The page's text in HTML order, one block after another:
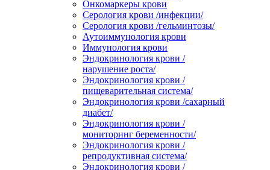
Онкомаркеры крови
Серология крови /инфекции/
Серология крови /гельминтозы/
Аутоиммунология крови
Иммунология крови
Эндокринология крови /
нарушение роста/
Эндокринология крови /
пищеварительная система/
Эндокринология крови /сахарный
диабет/
Эндокринология крови /
мониторинг беременности/
Эндокринология крови /
репродуктивная система/
Эндокринология крови /